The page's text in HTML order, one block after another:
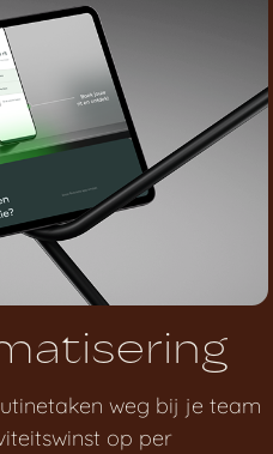
weg bij je team
op per